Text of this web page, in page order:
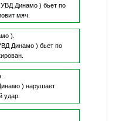
Динамо ) бьет по
мяч.
).
Динамо ) бьет по
) нарушает
удар.